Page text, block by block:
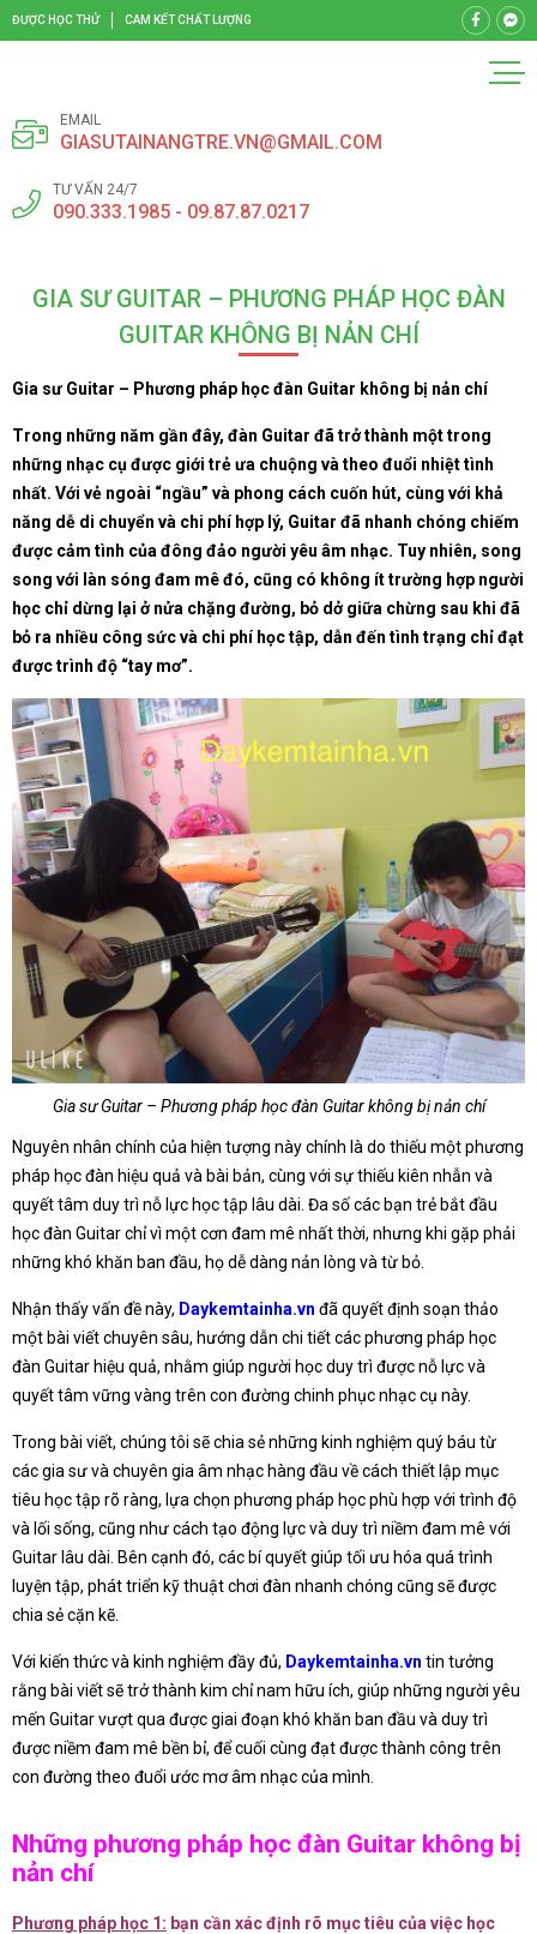
ĐƯỢC HỌC THỬ CAM KẾT CHẤT LƯỢNG
EMAIL
GIASUTAINANGTRE.VN@GMAIL.COM
TƯ VẤN 24/7
090.333.1985 - 09.87.87.0217
GIA SƯ GUITAR – PHƯƠNG PHÁP HỌC ĐÀN
GUITAR KHÔNG BỊ NẢN CHÍ
Gia sư Guitar – Phương pháp học đàn Guitar không bị nản chí
Trong những năm gần đây, đàn Guitar đã trở thành một trong
những nhạc cụ được giới trẻ ưa chuộng và theo đuổi nhiệt tình
nhất. Với vẻ ngoài “ngầu” và phong cách cuốn hút, cùng với khả
năng dễ di chuyển và chi phí hợp lý, Guitar đã nhanh chóng chiếm
được cảm tình của đông đảo người yêu âm nhạc. Tuy nhiên, song
song với làn sóng đam mê đó, cũng có không ít trường hợp người
học chỉ dừng lại ở nửa chặng đường, bỏ dở giữa chừng sau khi đã
bỏ ra nhiều công sức và chi phí học tập, dẫn đến tình trạng chỉ đạt
được trình độ “tay mơ”.
Gia sư Guitar – Phương pháp học đàn Guitar không bị nản chí
Nguyên nhân chính của hiện tượng này chính là do thiếu một phương
pháp học đàn hiệu quả và bài bản, cùng với sự thiếu kiên nhẫn và
quyết tâm duy trì nỗ lực học tập lâu dài. Đa số các bạn trẻ bắt đầu
học đàn Guitar chỉ vì một cơn đam mê nhất thời, nhưng khi gặp phải
những khó khăn ban đầu, họ dễ dàng nản lòng và từ bỏ.
Nhận thấy vấn đề này, Daykemtainha.vn đã quyết định soạn thảo
một bài viết chuyên sâu, hướng dẫn chi tiết các phương pháp học
đàn Guitar hiệu quả, nhằm giúp người học duy trì được nỗ lực và
quyết tâm vững vàng trên con đường chinh phục nhạc cụ này.
Trong bài viết, chúng tôi sẽ chia sẻ những kinh nghiệm quý báu từ
các gia sư và chuyên gia âm nhạc hàng đầu về cách thiết lập mục
tiêu học tập rõ ràng, lựa chọn phương pháp học phù hợp với trình độ
và lối sống, cũng như cách tạo động lực và duy trì niềm đam mê với
Guitar lâu dài. Bên cạnh đó, các bí quyết giúp tối ưu hóa quá trình
luyện tập, phát triển kỹ thuật chơi đàn nhanh chóng cũng sẽ được
chia sẻ cặn kẽ.
Với kiến thức và kinh nghiệm đầy đủ, Daykemtainha.vn tin tưởng
rằng bài viết sẽ trở thành kim chỉ nam hữu ích, giúp những người yêu
mến Guitar vượt qua được giai đoạn khó khăn ban đầu và duy trì
được niềm đam mê bền bỉ, để cuối cùng đạt được thành công trên
con đường theo đuổi ước mơ âm nhạc của mình.
Những phương pháp học đàn Guitar không bị
nản chí
Phương pháp học 1: bạn cần xác định rõ mục tiêu của việc học